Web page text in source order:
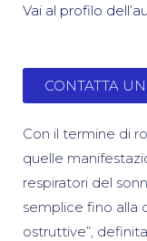
Vai al profilo
CONTATTA
Con il termine di
quelle
respiratori del
semplice fino alla
ostruttive”,